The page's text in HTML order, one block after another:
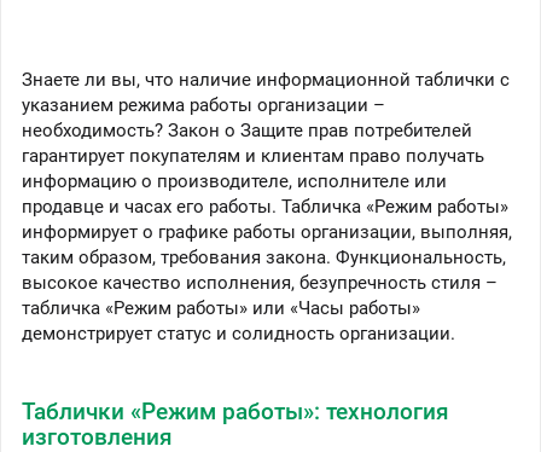
Знаете ли вы, что наличие информационной таблички с
указанием режима работы организации –
необходимость? Закон о Защите прав потребителей
гарантирует покупателям и клиентам право получать
информацию о производителе, исполнителе или
продавце и часах его работы. Табличка «Режим работы»
информирует о графике работы организации, выполняя,
таким образом, требования закона. Функциональность,
высокое качество исполнения, безупречность стиля –
табличка «Режим работы» или «Часы работы»
демонстрирует статус и солидность организации.
Таблички «Режим работы»: технология
изготовления